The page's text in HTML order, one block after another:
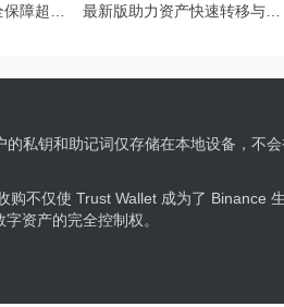
障超出
最新版助力资产快速转移与交
私钥和助记词仅存储在本地设备，不
不仅使 Trust Wallet 成为了 Binance
资产的完全控制权。